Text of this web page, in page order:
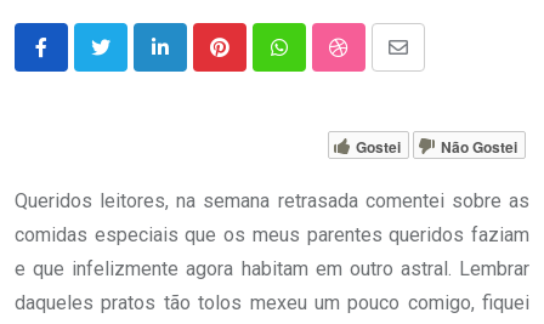
LinkedInPinterestWhatsappStumbleUpon
Share
Email
Gostei Não Gostei
Queridos leitores, na semana retrasada comentei sobre as
comidas especiais que os meus parentes queridos faziam
e que infelizmente agora habitam em outro astral. Lembrar
daqueles pratos tão tolos mexeu um pouco comigo, fiquei